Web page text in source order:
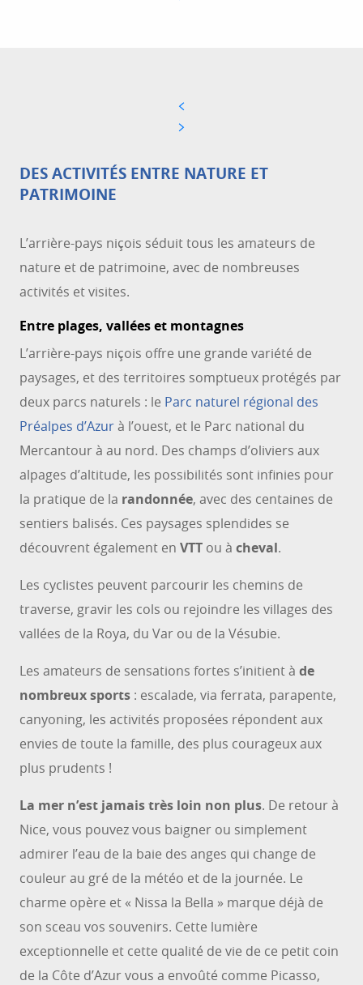
DES ACTIVITÉS ENTRE NATURE ET
PATRIMOINE
L’arrière-pays niçois séduit tous les amateurs de
nature et de patrimoine, avec de nombreuses
activités et visites.
Entre plages, vallées et montagnes
L’arrière-pays niçois offre une grande variété de
paysages, et des territoires somptueux protégés par
deux parcs naturels : le Parc naturel régional des
Préalpes d’Azurà l’ouest, et le Parc national du
Mercantour à au nord. Des champs d’oliviers aux
alpages d’altitude, les possibilités sont infinies pour
la pratique de la randonnée, avec des centaines de
sentiers balisés. Ces paysages splendides se
découvrent également en VTT ou à cheval.
Les cyclistes peuvent parcourir les chemins de
traverse, gravir les cols ou rejoindre les villages des
vallées de la Roya, du Var ou de la Vésubie.
Les amateurs de sensations fortes s’initient à de
nombreux sports : escalade, via ferrata, parapente,
canyoning, les activités proposées répondent aux
envies de toute la famille, des plus courageux aux
plus prudents !
La mer n’est jamais très loin non plus. De retour à
Nice, vous pouvez vous baigner ou simplement
admirer l’eau de la baie des anges qui change de
couleur au gré de la météo et de la journée. Le
charme opère et « Nissa la Bella » marque déjà de
son sceau vos souvenirs. Cette lumière
exceptionnelle et cette qualité de vie de ce petit coin
de la Côte d’Azur vous a envoûté comme Picasso,